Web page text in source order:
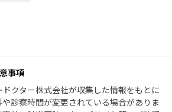
事項
クター株式会社が収集した情報をもとに
診察時間が変更されている場合がありま